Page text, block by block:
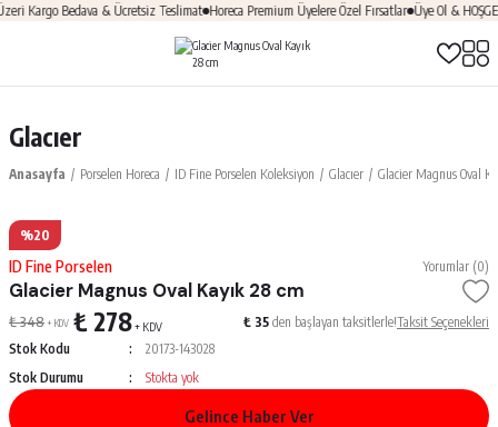
Kargo Bedava & Ücretsiz Teslimat Horeca Premium Üyelere Özel Fırsatlar Üye Ol &
Glacıer
Anasayfa Porselen Horeca ID Fine Porselen Koleksiyon Glacıer Glacier Magnus Oval
%20
ID Fine Porselen Yorumlar (0)
Glacier Magnus Oval Kayık 28 cm
₺ 348 + KDV ₺ 278+ KDV ₺ 35 den başlayan taksitlerle!Taksit Seçenekleri
Stok Kodu
20173-143028
Stok Durumu
Stokta yok
Gelince Haber Ver